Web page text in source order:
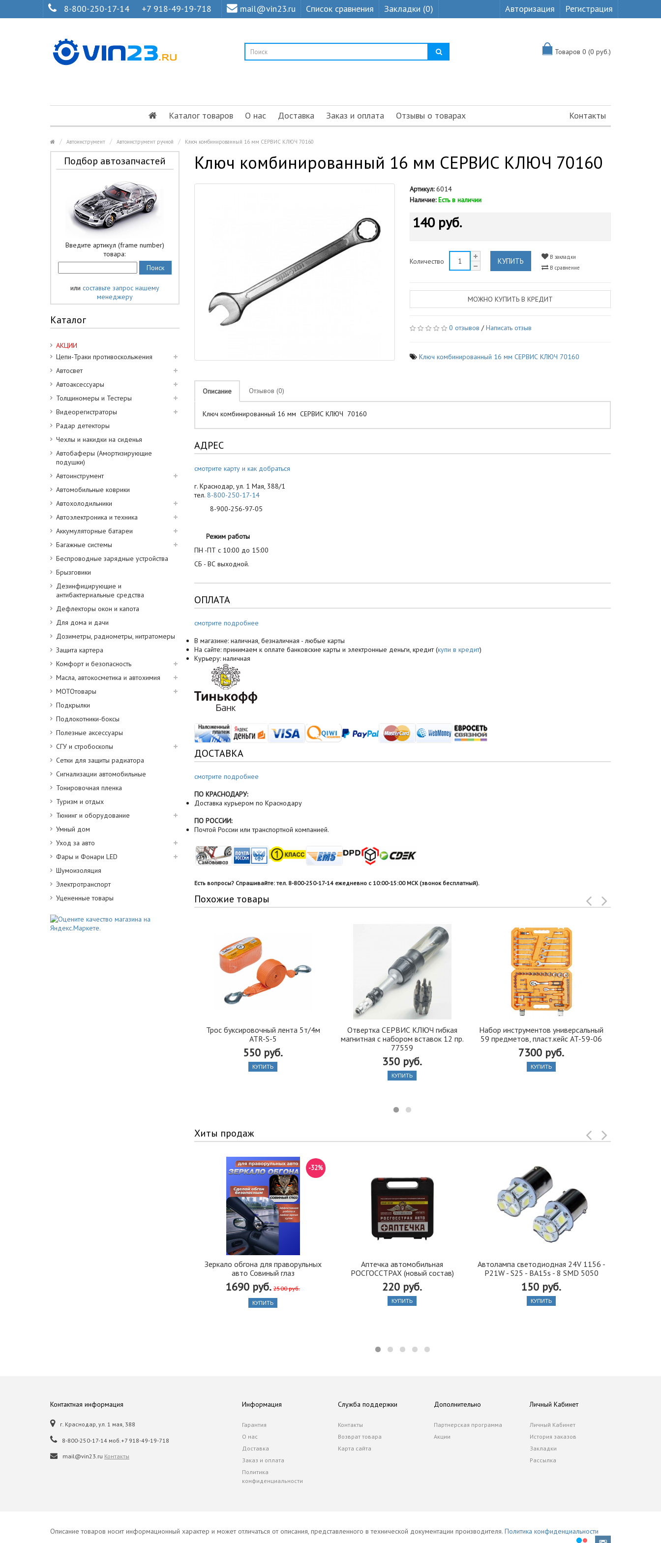
8-800-250-17-14 +7 918-49-19-718 mail@vin23.ru Список сравнения Закладки (0) Авторизация Регистрация
Товаров 0 (0 руб.)
Каталог товаров О нас Доставка Заказ и оплата Отзывы о товарах Контакты
Автоинструмент Автоинструмент ручной Ключ комбинированный 16 мм СЕРВИС КЛЮЧ 70160
Подбор автозапчастей
Введите артикул (frame number)
товара:
или составьте запрос нашему
менеджеру
Каталог
АКЦИИ
Цепи-Траки противоскольжения
Автосвет
Автоаксессуары
Толщиномеры и Тестеры
Видеорегистраторы
Радар детекторы
Чехлы и накидки на сиденья
Автобаферы (Амортизирующие
подушки)
Автоинструмент
Автомобильные коврики
Автохолодильники
Автоэлектроника и техника
Аккумуляторные батареи
Багажные системы
Беспроводные зарядные устройства
Брызговики
Дезинфицирующие и
антибактериальные средства
Дефлекторы окон и капота
Для дома и дачи
Дозиметры, радиометры, нитратомеры
Защита картера
Комфорт и безопасность
Масла, автокосметика и автохимия
МОТОтовары
Подкрылки
Подлокотники-боксы
Полезные аксессуары
СГУ и стробоскопы
Сетки для защиты радиатора
Сигнализации автомобильные
Тонировочная пленка
Туризм и отдых
Тюнинг и оборудование
Умный дом
Уход за авто
Фары и Фонари LED
Шумоизоляция
Электротранспорт
Уцененные товары
Ключ комбинированный 16 мм СЕРВИС КЛЮЧ 70160
Артикул:6014
Наличие: Есть в наличии
140 руб.
Количество КУПИТЬ
В закладки
В сравнение
МОЖНО КУПИТЬ В КРЕДИТ
0 отзывов /Написать отзыв
Ключ комбинированный 16 мм СЕРВИС КЛЮЧ 70160
Описание Отзывов (0)
Ключ комбинированный 16 мм СЕРВИС КЛЮЧ 70160
АДРЕС
смотрите карту и как добраться
г. Краснодар, ул. 1 Мая, 388/1
тел. 8-800-250-17-14
8-900-256-97-05
Режим работы
ПН -ПТ с 10:00 до 15:00
СБ - ВС выходной.
ОПЛАТА
смотрите подробнее
В магазине: наличная, безналичная - любые карты
На сайте: принимаем к оплате банковские карты и электронные деньги, кредит (купи в кредит)
Курьеру: наличная
ДОСТАВКА
смотрите подробнее
ПО КРАСНОДАРУ:
Доставка курьером по Краснодару
ПО РОССИИ:
Почтой России или транспортной компанией.
Есть вопросы? Спрашивайте: тел. 8-800-250-17-14 ежедневно с 10:00-15:00 МСК (звонок бесплатный).
Похожие товары
Трос буксировочный лента 5т/4м
ATR-S-5
550 руб.
КУПИТЬ
Отвертка СЕРВИС КЛЮЧ гибкая
магнитная с набором вставок 12 пр.
77559
350 руб.
КУПИТЬ
Набор инструментов универсальный
59 предметов, пласт.кейс AT-59-06
7300 руб.
КУПИТЬ
Хиты продаж
Зеркало обгона для праворульных
авто Совиный глаз
1690 руб. 2500 руб.
-32%
КУПИТЬ
Аптечка автомобильная
РОСГОССТРАХ (новый состав)
220 руб.
КУПИТЬ
Автолампа cветодиодная 24V 1156 -
P21W - S25 - BA15s - 8 SMD 5050
150 руб.
КУПИТЬ
Контактная информация
г. Краснодар, ул. 1 мая, 388
8-800-250-17-14 моб.+7 918-49-19-718
mail@vin23.ru Контакты
Информация
Гарантия
О нас
Доставка
Заказ и оплата
Политика
конфиденциальности
Служба поддержки
Контакты
Возврат товара
Карта сайта
Дополнительно
Партнерская программа
Акции
Личный Кабинет
Личный Кабинет
История заказов
Закладки
Рассылка
Описание товаров носит информационный характер и может отличаться от описания, представленного в технической документации производителя. Политика конфиденциальности